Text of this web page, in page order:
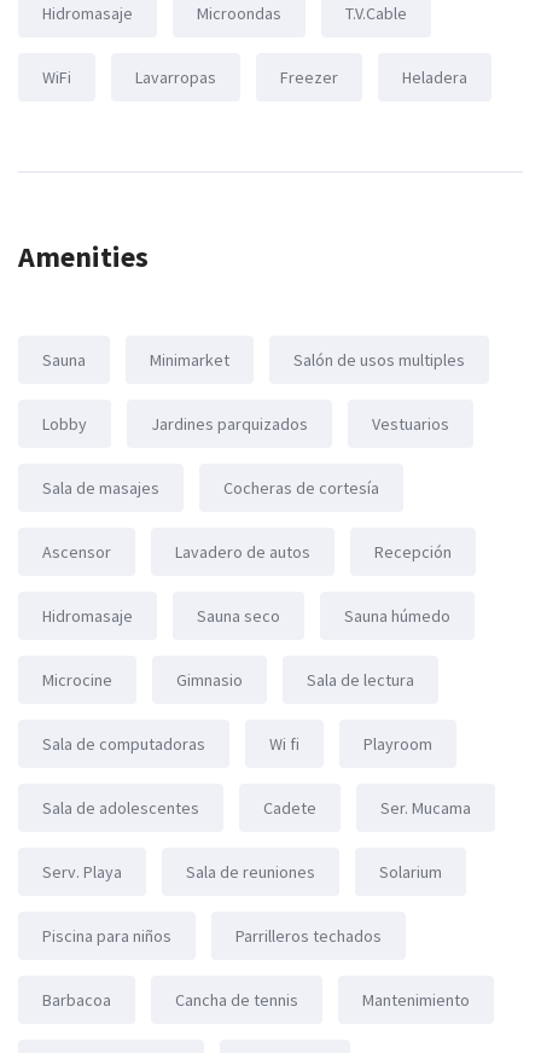
Hidromasaje Microondas T.V.Cable
WiFi Lavarropas Freezer Heladera
Amenities
Sauna Minimarket Salón de usos multiples
Lobby Jardines parquizados Vestuarios
Sala de masajes Cocheras de cortesía
Ascensor Lavadero de autos Recepción
Hidromasaje Sauna seco Sauna húmedo
Microcine Gimnasio Sala de lectura
Sala de computadoras Wi fi Playroom
Sala de adolescentes Cadete Ser. Mucama
Serv. Playa Sala de reuniones Solarium
Piscina para niños Parrilleros techados
Barbacoa Cancha de tennis Mantenimiento